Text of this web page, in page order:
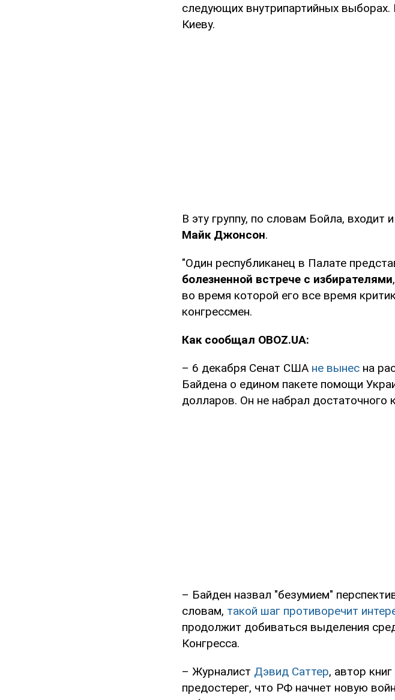
следующих внутрипартийных
Киеву.
В эту группу, по словам Бойла,
Майк Джонсон.
"Один республиканец в Палате
болезненной встрече с избирателями
во время которой его все время
конгрессмен.
Как сообщал OBOZ.UA:
– 6 декабря Сенат США не вынес на
Байдена о едином пакете помощи
долларов. Он не набрал достаточного
– Байден назвал "безумием"
словам, такой шаг противоречит
продолжит добиваться выделения
Конгресса.
– Журналист Дэвид Саттер, автор
предостерег, что РФ начнет новую